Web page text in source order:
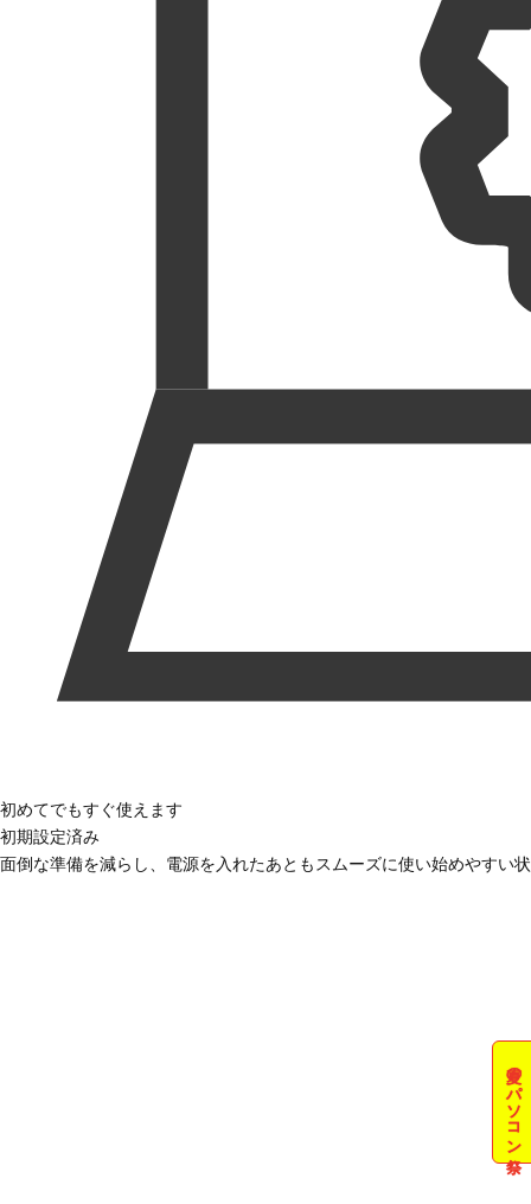
夏のパソコン祭
初めてでもすぐ使えます
初期設定済み
面倒な準備を減らし、電源を入れたあともスムーズに使い始めやすい